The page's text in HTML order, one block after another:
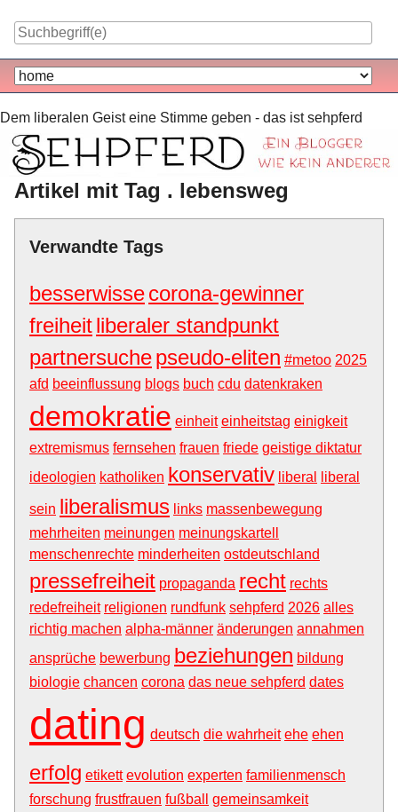
Navigation
Dem liberalen Geist eine Stimme geben - das ist sehpferd
Artikel mit Tag . lebensweg
Verwandte Tags
besserwissecorona-gewinner
freiheitliberaler standpunkt
partnersuchepseudo-eliten #metoo 2025
afd beeinflussung blogs buch cdu datenkraken
demokratie einheit einheitstag einigkeit
extremismus fernsehen frauen friede geistige diktatur
ideologien katholiken konservativ liberal liberal
sein liberalismus links massenbewegung
mehrheiten meinungen meinungskartell
menschenrechte minderheiten ostdeutschland
pressefreiheit propaganda recht rechts
redefreiheit religionen rundfunk sehpferd 2026 alles
richtig machen alpha-männer änderungen annahmen
ansprüche bewerbung beziehungen bildung
biologie chancen corona das neue sehpferd dates
dating deutsch die wahrheit ehe ehen
erfolg etikett evolution experten familienmensch
forschung frustfrauen fußball
gemeinsamkeit